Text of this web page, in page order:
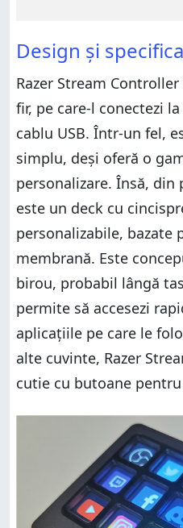
Design și
Razer Stream
fir, pe care-l conectezi
cablu USB. Într-un fel,
simplu, deși oferă o
personalizare. Însă, din
este un deck cu
personalizabile, bazate
membrană. Este
birou, probabil lângă
permite să accesezi
aplicațiile pe care le
alte cuvinte, Razer
cutie cu butoane